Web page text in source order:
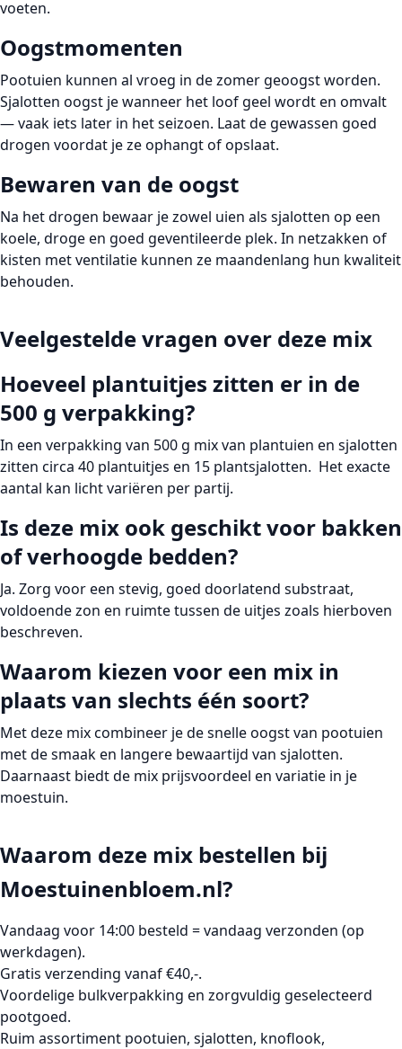
voeten.
Oogstmomenten
Pootuien kunnen al vroeg in de zomer geoogst worden.
Sjalotten oogst je wanneer het loof geel wordt en omvalt
— vaak iets later in het seizoen. Laat de gewassen goed
drogen voordat je ze ophangt of opslaat.
Bewaren van de oogst
Na het drogen bewaar je zowel uien als sjalotten op een
koele, droge en goed geventileerde plek. In netzakken of
kisten met ventilatie kunnen ze maandenlang hun kwaliteit
behouden.
Veelgestelde vragen over deze mix
Hoeveel plantuitjes zitten er in de
500 g verpakking?
In een verpakking van 500 g mix van plantuien en sjalotten
zitten circa 40 plantuitjes en 15 plantsjalotten. Het exacte
aantal kan licht variëren per partij.
Is deze mix ook geschikt voor bakken
of verhoogde bedden?
Ja. Zorg voor een stevig, goed doorlatend substraat,
voldoende zon en ruimte tussen de uitjes zoals hierboven
beschreven.
Waarom kiezen voor een mix in
plaats van slechts één soort?
Met deze mix combineer je de snelle oogst van pootuien
met de smaak en langere bewaartijd van sjalotten.
Daarnaast biedt de mix prijsvoordeel en variatie in je
moestuin.
Waarom deze mix bestellen bij
Moestuinenbloem.nl?
Vandaag voor 14:00 besteld = vandaag verzonden (op
werkdagen).
Gratis verzending vanaf €40,-.
Voordelige bulkverpakking en zorgvuldig geselecteerd
pootgoed.
Ruim assortiment pootuien, sjalotten, knoflook,